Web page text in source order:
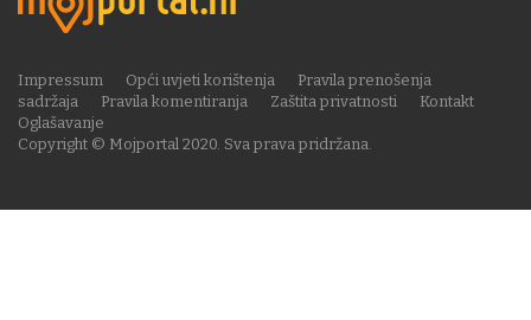
Copyright © Mojportal 2020. Sva prava pridržana.
Impressum Opći uvjeti korištenja
Pravila prenošenja
sadržaja
Pravila komentiranja Zaštita privatnosti
Kontakt
Oglašavanje